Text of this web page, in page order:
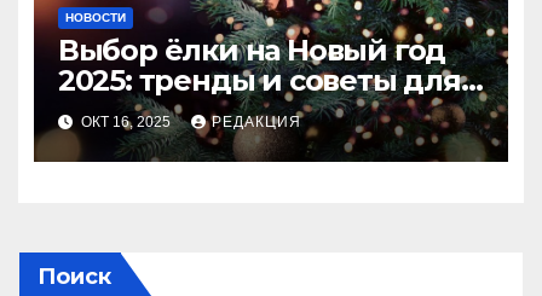
НОВОСТИ
Выбор ёлки на Новый год
2025: тренды и советы для
идеального праздника
ОКТ 16, 2025 РЕДАКЦИЯ
Поиск